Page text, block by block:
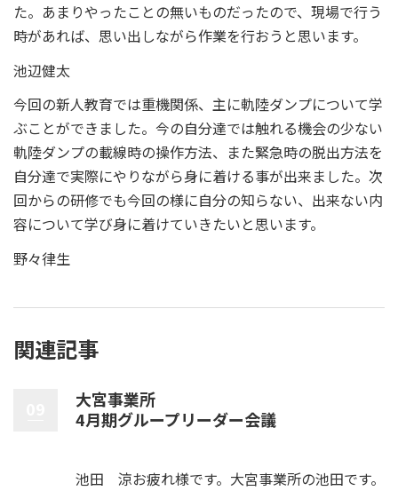
た。あまりやったことの無いものだったので、現場で行う
時があれば、思い出しながら作業を行おうと思います。
池辺健太
今回の新人教育では重機関係、主に軌陸ダンプについて学
ぶことができました。今の自分達では触れる機会の少ない
軌陸ダンプの載線時の操作方法、また緊急時の脱出方法を
自分達で実際にやりながら身に着ける事が出来ました。次
回からの研修でも今回の様に自分の知らない、出来ない内
容について学び身に着けていきたいと思います。
野々律生
関連記事
大宮事業所
4月期グループリーダー会議
池田 涼お疲れ様です。大宮事業所の池田です。